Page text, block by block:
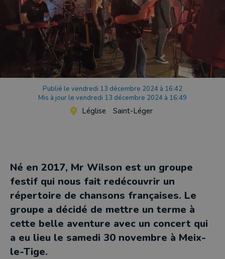
Publié le vendredi 13 décembre 2024 à 16:42
Mis à jour le vendredi 13 décembre 2024 à 16:49
Léglise Saint-Léger
Né en 2017, Mr Wilson est un groupe
festif qui nous fait redécouvrir un
répertoire de chansons françaises. Le
groupe a décidé de mettre un terme à
cette belle aventure avec un concert qui
a eu lieu le samedi 30 novembre à Meix-
le-Tige.